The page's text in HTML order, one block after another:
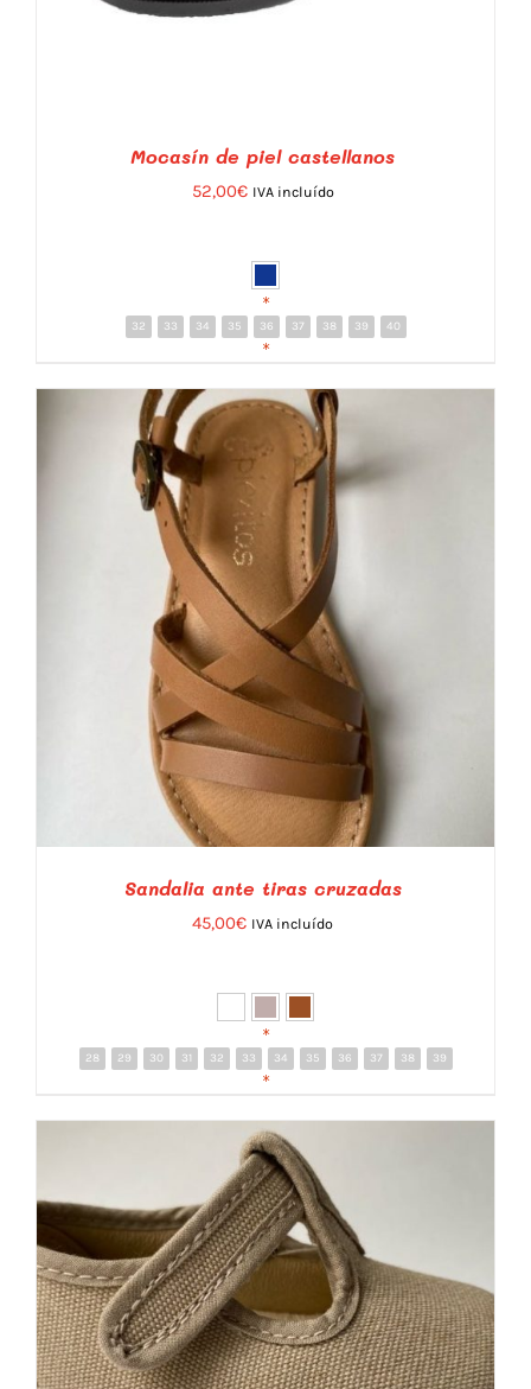
DETALLES
Mocasín de piel castellanos
52,00€ IVA incluído
*
32 33 34 35 36 37 38 39 40
*
DETALLES
Sandalia ante tiras cruzadas
45,00€ IVA incluído
*
28 29 30 31 32 33 34 35 36 37 38 39
*